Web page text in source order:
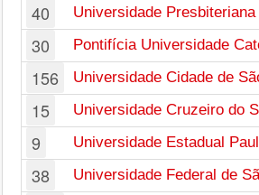
40 Universidade
30 Pontifícia Universidade
156 Universidade Cidade de
15 Universidade Cruzeiro do
9 Universidade Estadual
38 Universidade Federal de